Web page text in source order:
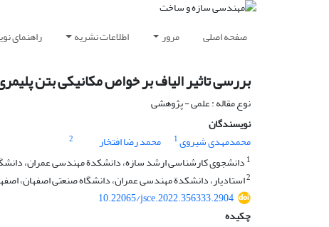
صفحه اصلی مرور اطلاعات نشریه راهنمای
بررسی تاثیر الیاف بر خواص مکانیکی بتن
نوع مقاله : علمی - پژوهشی
نویسندگان
محمدمهدی شیروی1 محمد رضا افتخار
2
1 دانشجوی کارشناسی ارشد سازه، دانشکدة مهندسی عمران،
2استادیار، دانشکدة مهندسی عمران، دانشگاه صنعتی اصفهان،
10.22065/jsce.2022.356333.2904
چکیده